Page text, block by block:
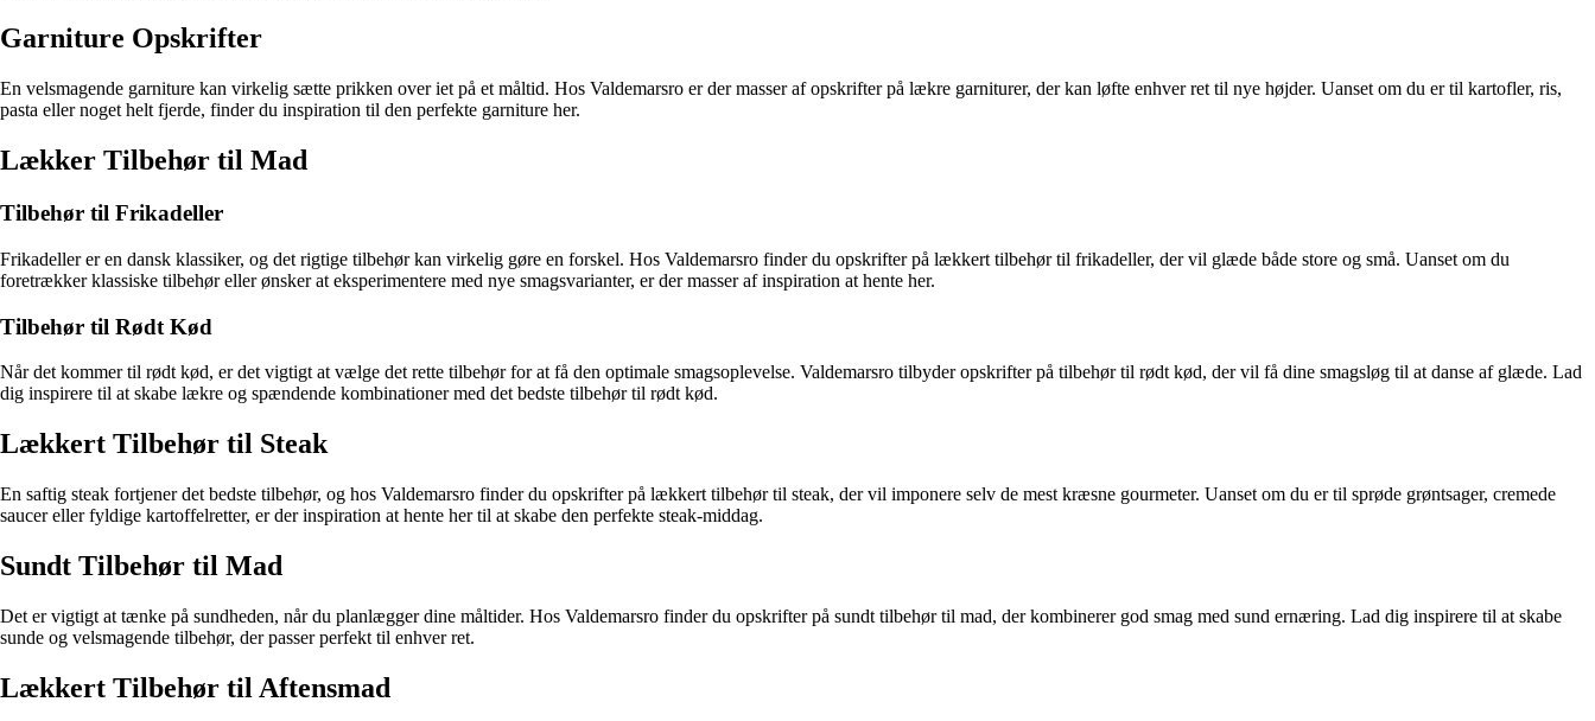
Garniture Opskrifter
En velsmagende garniture kan virkelig sætte prikken over iet på et måltid. Hos Valdemarsro er der masser af opskrifter på lækre garniturer, der kan løfte enhver ret til nye højder. Uanset om du er til kartofler, ris,
pasta eller noget helt fjerde, finder du inspiration til den perfekte garniture her.
Lækker Tilbehør til Mad
Tilbehør til Frikadeller
Frikadeller er en dansk klassiker, og det rigtige tilbehør kan virkelig gøre en forskel. Hos Valdemarsro finder du opskrifter på lækkert tilbehør til frikadeller, der vil glæde både store og små. Uanset om du
foretrækker klassiske tilbehør eller ønsker at eksperimentere med nye smagsvarianter, er der masser af inspiration at hente her.
Tilbehør til Rødt Kød
Når det kommer til rødt kød, er det vigtigt at vælge det rette tilbehør for at få den optimale smagsoplevelse. Valdemarsro tilbyder opskrifter på tilbehør til rødt kød, der vil få dine smagsløg til at danse af glæde. Lad
dig inspirere til at skabe lækre og spændende kombinationer med det bedste tilbehør til rødt kød.
Lækkert Tilbehør til Steak
En saftig steak fortjener det bedste tilbehør, og hos Valdemarsro finder du opskrifter på lækkert tilbehør til steak, der vil imponere selv de mest kræsne gourmeter. Uanset om du er til sprøde grøntsager, cremede
saucer eller fyldige kartoffelretter, er der inspiration at hente her til at skabe den perfekte steak-middag.
Sundt Tilbehør til Mad
Det er vigtigt at tænke på sundheden, når du planlægger dine måltider. Hos Valdemarsro finder du opskrifter på sundt tilbehør til mad, der kombinerer god smag med sund ernæring. Lad dig inspirere til at skabe
sunde og velsmagende tilbehør, der passer perfekt til enhver ret.
Lækkert Tilbehør til Aftensmad